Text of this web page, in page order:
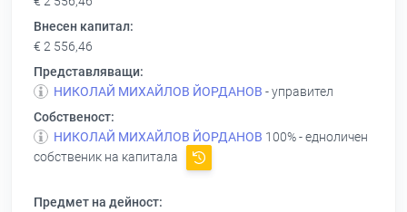
Внесен капитал:
€ 2 556,46
Представляващи:
НИКОЛАЙ МИХАЙЛОВ ЙОРДАНОВ - управител
Собственост:
НИКОЛАЙ МИХАЙЛОВ ЙОРДАНОВ 100% - едноличен
собственик на капитала
Предмет на дейност: